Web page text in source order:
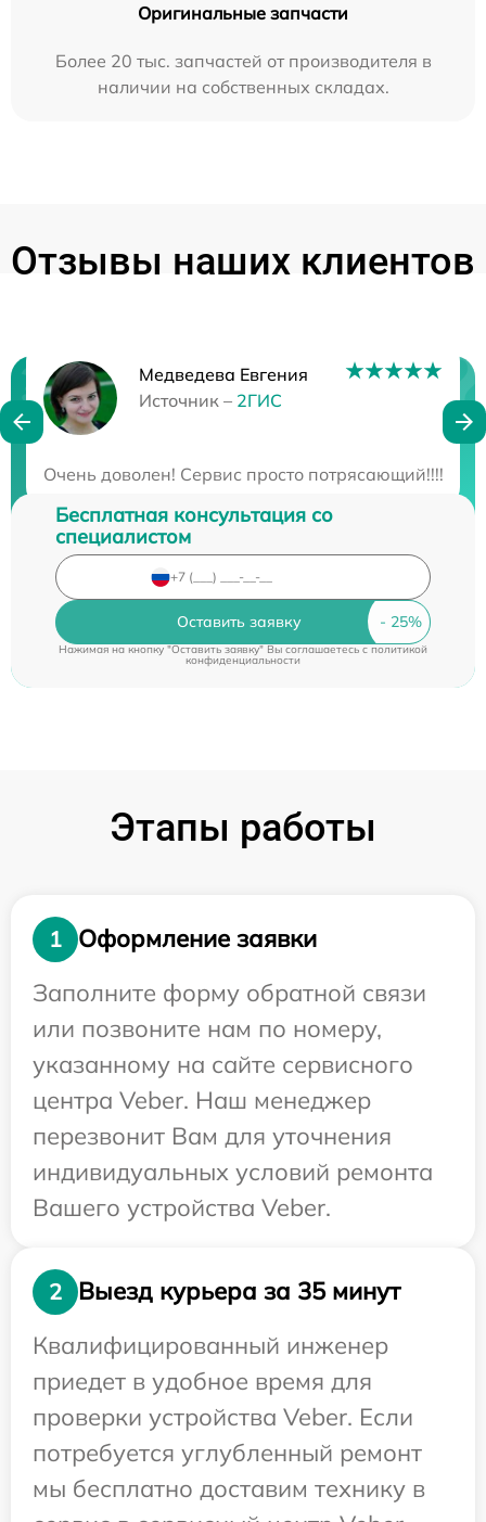
Оригинальные запчасти
Более 20 тыс. запчастей от производителя в
наличии на собственных складах.
Отзывы наших клиентов
Медведева Евгения
Источник – 2ГИС
Очень доволен! Сервис просто потрясающий!!!!
Нужна консультация?
Бесплатная консультация со
специалистом
Оставить заявку
Нажимая на кнопку "Оставить заявку" Вы соглашаетесь cполитикой
конфиденциальности
Этапы работы
1
Оформление заявки
Заполните форму обратной связи
или позвоните нам по номеру,
указанному на сайте сервисного
центра Veber. Наш менеджер
перезвонит Вам для уточнения
индивидуальных условий ремонта
Вашего устройства Veber.
2
Выезд курьера за 35 минут
Квалифицированный инженер
приедет в удобное время для
проверки устройства Veber. Если
потребуется углубленный ремонт
мы бесплатно доставим технику в